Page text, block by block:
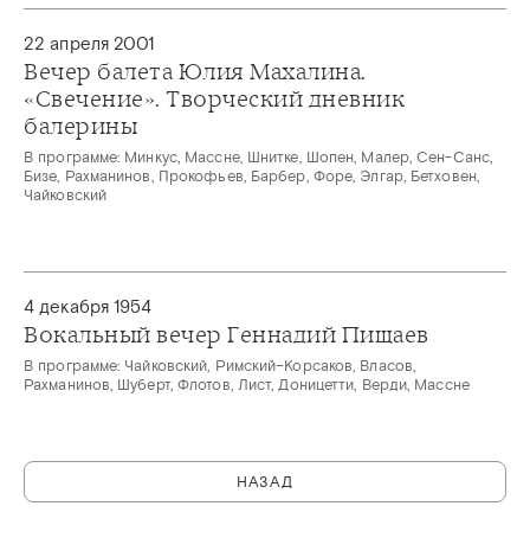
22 апреля 2001
Вечер балета Юлия Махалина.
«Свечение». Творческий дневник
балерины
В программе: Минкус, Массне, Шнитке, Шопен, Малер, Сен-Санс,
Бизе, Рахманинов, Прокофьев, Барбер, Форе, Элгар, Бетховен,
Чайковский
4 декабря 1954
Вокальный вечер Геннадий Пищаев
В программе: Чайковский, Римский–Корсаков, Власов,
Рахманинов, Шуберт, Флотов, Лист, Доницетти, Верди, Массне
НАЗАД